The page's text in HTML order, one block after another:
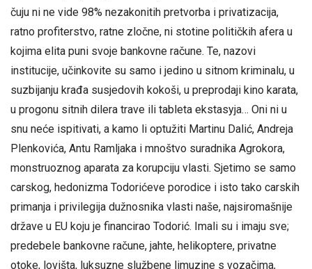
čuju ni ne vide 98% nezakonitih pretvorba i privatizacija,
ratno profiterstvo, ratne zločne, ni stotine političkih afera u
kojima elita puni svoje bankovne račune. Te, nazovi
institucije, učinkovite su samo i jedino u sitnom kriminalu, u
suzbijanju krađa susjedovih kokoši, u preprodaji kino karata,
u progonu sitnih dilera trave ili tableta ekstasyja… Oni ni u
snu neće ispitivati, a kamo li optužiti Martinu Dalić, Andreja
Plenkovića, Antu Ramljaka i mnoštvo suradnika Agrokora,
monstruoznog aparata za korupciju vlasti. Sjetimo se samo
carskog, hedonizma Todorićeve porodice i isto tako carskih
primanja i privilegija dužnosnika vlasti naše, najsiromašnije
države u EU koju je financirao Todorić. Imali su i imaju sve;
predebele bankovne račune, jahte, helikoptere, privatne
otoke, lovišta, luksuzne službene limuzine s vozačima,